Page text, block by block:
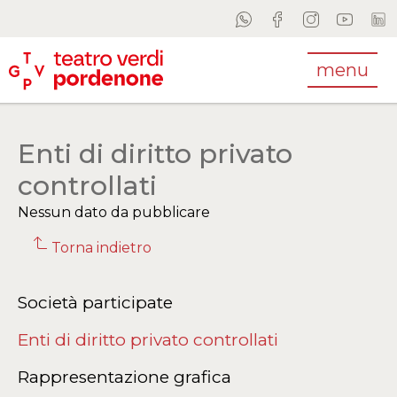
menu
Enti di diritto privato
controllati
Nessun dato da pubblicare
Torna indietro
Società participate
Enti di diritto privato controllati
Rappresentazione grafica